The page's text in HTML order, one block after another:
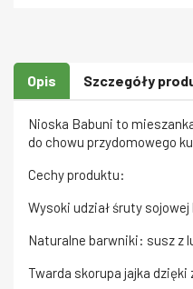
Opis Szczegóły
Nioska Babuni to
do chowu przydomowego
Cechy produktu:
Wysoki udział śruty sojowej
Naturalne barwniki: susz z
Twarda skorupa jajka